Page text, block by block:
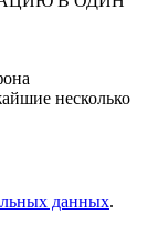
несколько
данных.